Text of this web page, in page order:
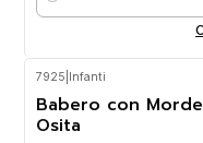
Cantidad
-44%
7925 Infanti
Babero con
Osita